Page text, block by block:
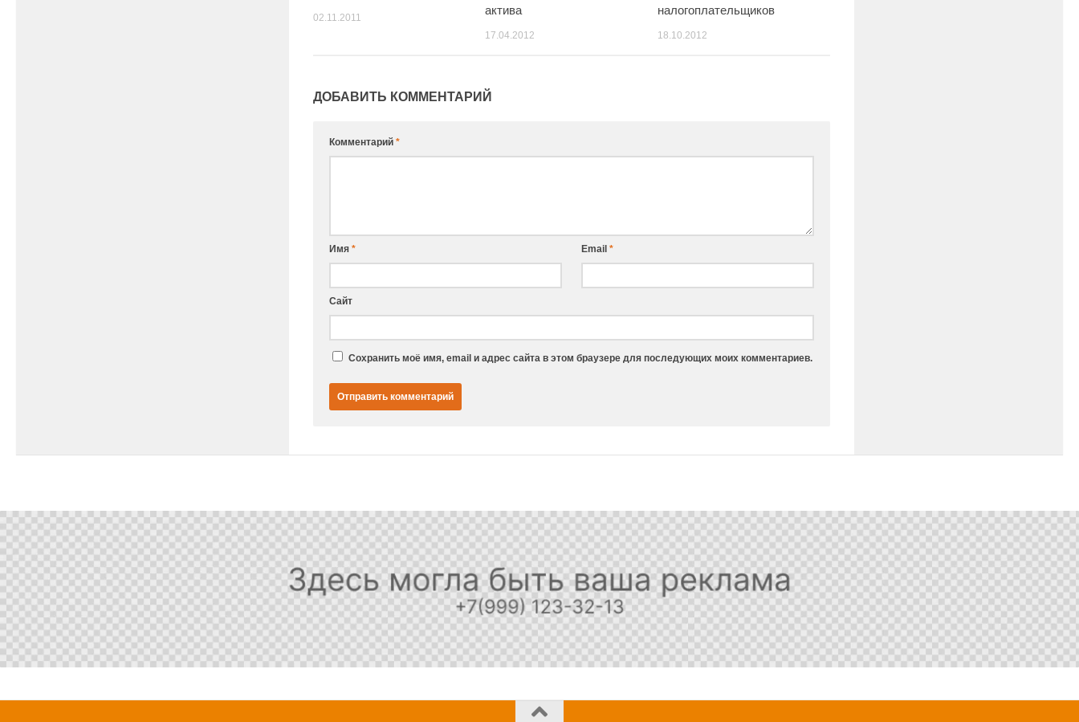
02.11.2011
актива
17.04.2012
налогоплательщиков
18.10.2012
ДОБАВИТЬ КОММЕНТАРИЙ
Комментарий *
Имя * Email*
Сайт
Сохранить моё имя, email и адрес сайта в этом браузере для последующих моих комментариев.